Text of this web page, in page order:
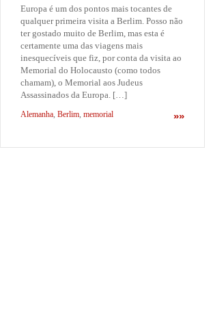
Europa é um dos pontos mais tocantes de
qualquer primeira visita a Berlim. Posso não
ter gostado muito de Berlim, mas esta é
certamente uma das viagens mais
inesquecíveis que fiz, por conta da visita ao
Memorial do Holocausto (como todos
chamam), o Memorial aos Judeus
Assassinados da Europa. […]
»»
Alemanha, Berlim, memorial